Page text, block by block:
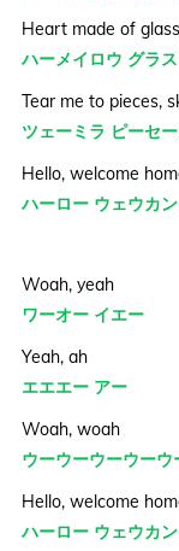
Heart made of
ハーメイロウ グラ
Tear me to pieces,
ツェーミラ ピーセ
Hello, welcome
ハーロー ウェウカ
Woah, yeah
ワーオー イエー
Yeah, ah
エエエー アー
Woah, woah
ウーウーウーウー
Hello, welcome
ハーロー ウェウカ